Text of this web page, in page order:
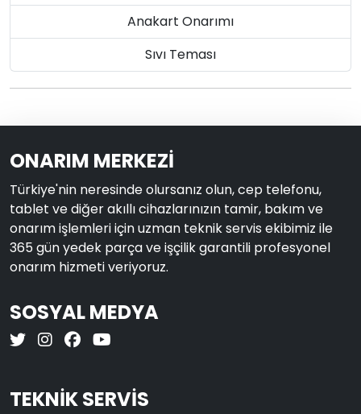
Anakart Onarımı
Sıvı Teması
ONARIM MERKEZİ
Türkiye'nin neresinde olursanız olun, cep telefonu,
tablet ve diğer akıllı cihazlarınızın tamir, bakım ve
onarım işlemleri için uzman teknik servis ekibimiz ile
365 gün yedek parça ve işçilik garantili profesyonel
onarım hizmeti veriyoruz.
SOSYAL MEDYA
TEKNİK SERVİS